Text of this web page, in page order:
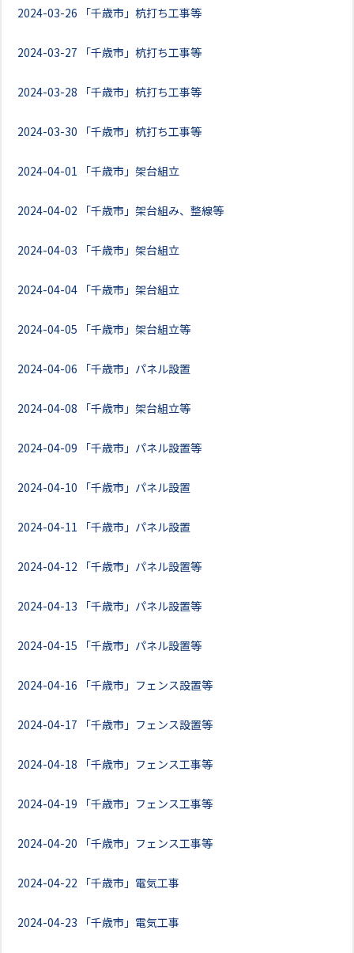
2024-03-26 「千歳市」杭打ち工事等
2024-03-27 「千歳市」杭打ち工事等
2024-03-28 「千歳市」杭打ち工事等
2024-03-30 「千歳市」杭打ち工事等
2024-04-01 「千歳市」架台組立
2024-04-02 「千歳市」架台組み、整線等
2024-04-03 「千歳市」架台組立
2024-04-04 「千歳市」架台組立
2024-04-05 「千歳市」架台組立等
2024-04-06 「千歳市」パネル設置
2024-04-08 「千歳市」架台組立等
2024-04-09 「千歳市」パネル設置等
2024-04-10 「千歳市」パネル設置
2024-04-11 「千歳市」パネル設置
2024-04-12 「千歳市」パネル設置等
2024-04-13 「千歳市」パネル設置等
2024-04-15 「千歳市」パネル設置等
2024-04-16 「千歳市」フェンス設置等
2024-04-17 「千歳市」フェンス設置等
2024-04-18 「千歳市」フェンス工事等
2024-04-19 「千歳市」フェンス工事等
2024-04-20 「千歳市」フェンス工事等
2024-04-22 「千歳市」電気工事
2024-04-23 「千歳市」電気工事